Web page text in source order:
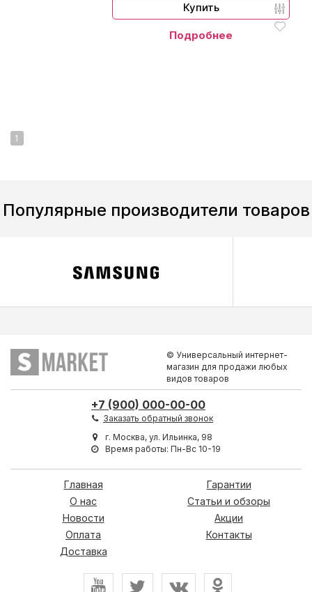
Купить
Подробнее
1
Популярные производители товаров
© Универсальный интернет-
магазин для продажи любых
видов товаров
+7 (900) 000-00-00
Заказать обратный звонок
г. Москва, ул. Ильинка, 98
Время работы: Пн-Вс 10-19
Главная
О нас
Новости
Оплата
Доставка
Гарантии
Статьи и обзоры
Акции
Контакты